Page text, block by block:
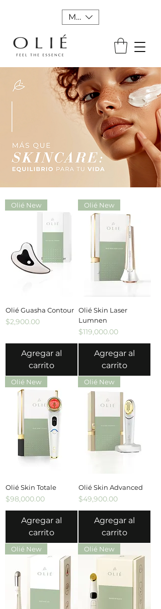
MXN ($)
Olié New
Olié Guasha Contour
Precio
$2,900.00
Agregar al
carrito
Olié New
Olié Skin Laser
Lumnen
Precio
$119,000.00
Agregar al
carrito
Olié New
Olié Skin Totale
Precio
$98,000.00
Agregar al
carrito
Olié New
Olié Skin Advanced
Precio
$49,900.00
Agregar al
carrito
Olié New Olié New